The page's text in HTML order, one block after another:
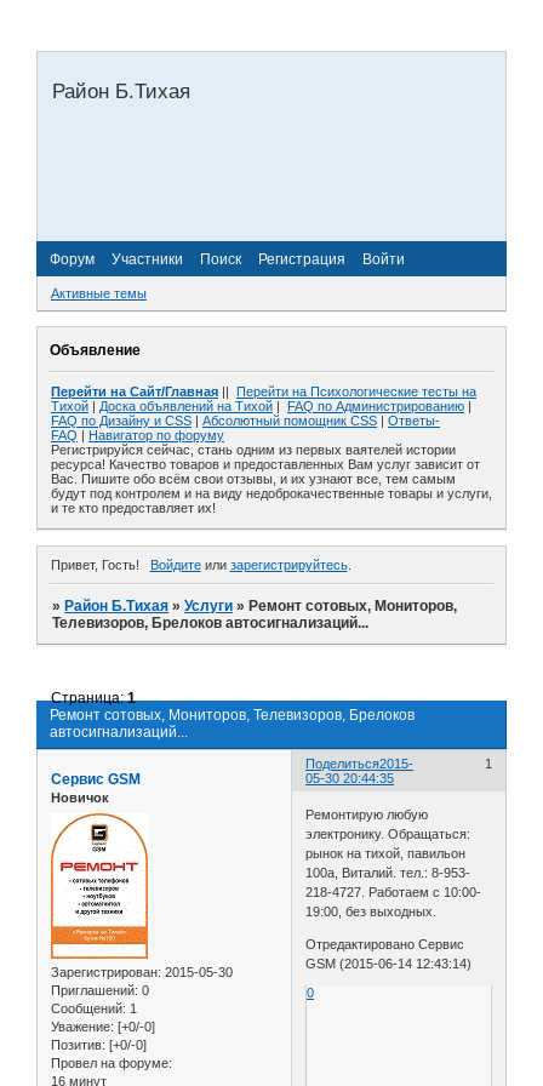
Район Б.Тихая
Форум Участники Поиск Регистрация Войти
Активные темы
Объявление
Перейти на Сайт/Главная
Перейти на Психологические тесты на
Тихой
Доска объявлений на Тихой FAQ по Администрированию
FAQ по Дизайну и СSS
Абсолютный помощник CSS
Ответы-
FAQ
Навигатор по форуму
Регистрируйся сейчас, стань одним из первых ваятелей истории
ресурса! Качество товаров и предоставленных Вам услуг зависит от
Вас. Пишите обо всём свои отзывы, и их узнают все, тем самым
будут под контролем и на виду недоброкачественные товары и услуги,
и те кто предоставляет их!
Привет, Гость! Войдитеили зарегистрируйтесь.
» Район Б.Тихая »Услуги » Ремонт сотовых, Мониторов,
Телевизоров, Брелоков автосигнализаций...
Ремонт сотовых, Мониторов, Телевизоров, Брелоков
автосигнализаций...
Страница:1
Поделиться 1
2015-
05-30 20:44:35
Сервис GSM
Новичок
Зарегистрирован: 2015-05-30
Приглашений: 0
Сообщений: 1
Уважение: [+0/-0]
Позитив: [+0/-0]
Провел на форуме:
16 минут
Ремонтирую любую
электронику. Обращаться:
рынок на тихой, павильон
100а, Виталий. тел.: 8-953-
218-4727. Работаем с 10:00-
19:00, без выходных.
Отредактировано Сервис
GSM (2015-06-14 12:43:14)
0